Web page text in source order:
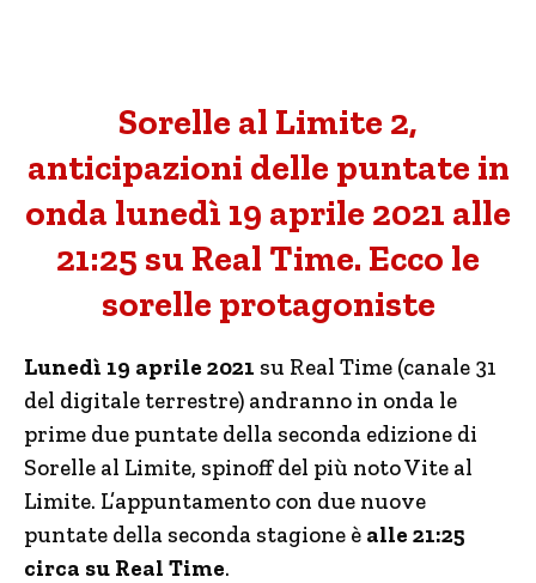
Sorelle al Limite 2,
anticipazioni delle puntate in
onda lunedì 19 aprile 2021 alle
21:25 su Real Time. Ecco le
sorelle protagoniste
Lunedì 19 aprile 2021 su Real Time (canale 31
del digitale terrestre) andranno in onda le
prime due puntate della seconda edizione di
Sorelle al Limite, spinoff del più noto Vite al
Limite. L’appuntamento con due nuove
puntate della seconda stagione è alle 21:25
circa su Real Time.